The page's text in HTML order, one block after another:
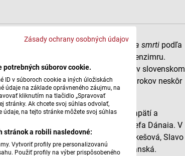
Zásady ochrany osobných údajov
súborov cookie.
ID v súboroch cookie a iných úložiskách
údaje na základe oprávneného záujmu, na
kliknutím na tlačidlo „Spravovať
stránky. Ak chcete svoj súhlas odvolať,
na tejto stránke môžete svoj súhlas
stránok a robili nasledovné:
Vytvoriť profily pre personalizovanú
Použiť profily na výber prispôsobeného
týždňa je rozhlasová krimi-hraChodba smrti podľa
francúzskeho autora Andrého Benzimru.
z väzenského prostredia vyšla v slovenskom
Dudáša už v roku 1964 a o päť rokov neskôr
zdramatizoval Milan Resutík.
postavený na psychologickom napätí a
priestoru, vznikol v réžii Jozefa Dánaia. V
účinkujú Ivan Krivosudský, Jela Lukešová, Slavo
Bindas, Viktor Blaho a Hana Kostolanská.